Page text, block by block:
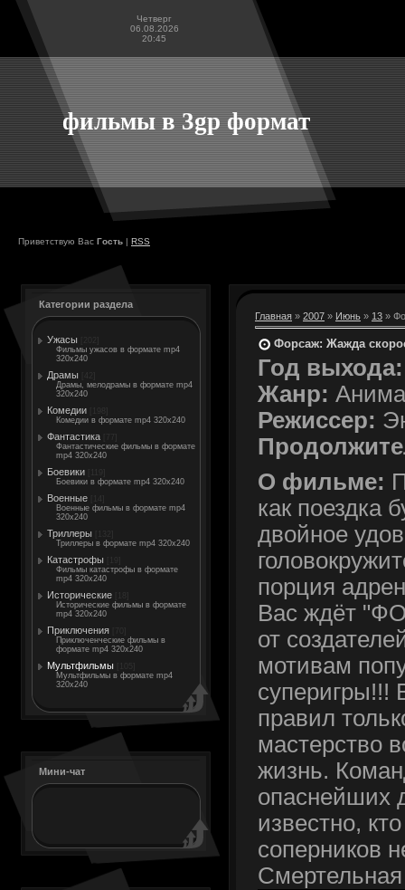
Четверг
06.08.2026
20:45
фильмы в 3gp формат
Приветствую Вас Гость | RSS
Категории раздела
Ужасы
Фильмы ужасов в формате mp4
320x240
Драмы
Драмы, мелодрамы в формате mp4
320x240
Комедии
Комедии в формате mp4 320x240
Фантастика
Фантастические фильмы в формате
mp4 320x240
Боевики
Боевики в формате mp4 320x240
Военные
Военные фильмы в формате mp4
320x240
Триллеры
Триллеры в формате mp4 320x240
Катастрофы
Фильмы катастрофы в формате
mp4 320x240
Исторические
Исторические фильмы в формате
mp4 320x240
Приключения
Приключенческие фильмы в
формате mp4 320x240
Мультфильмы
Мультфильмы в формате mp4
320x240
Мини-чат
Главная » 2007 » Июнь » 13 »
Форсаж: Жажда
Год выхода:
Жанр:
Режиссер:
О фильме:
как поездка
двойное
порция
Вас ждёт
от
мотивам
суперигры!!!
правил
мастерство
жизнь.
опаснейших
известно,
соперников